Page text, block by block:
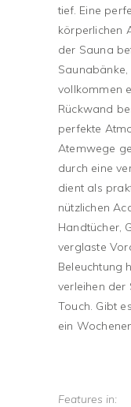
tief. Eine
körperlichen
der Sauna
vollkommen
Rückwand
perfekte
Atemwege
durch eine
dient als
nützlichen
Handtücher,
verglaste
Beleuchtung
verleihen der
Touch. Gibt
ein
Features in: